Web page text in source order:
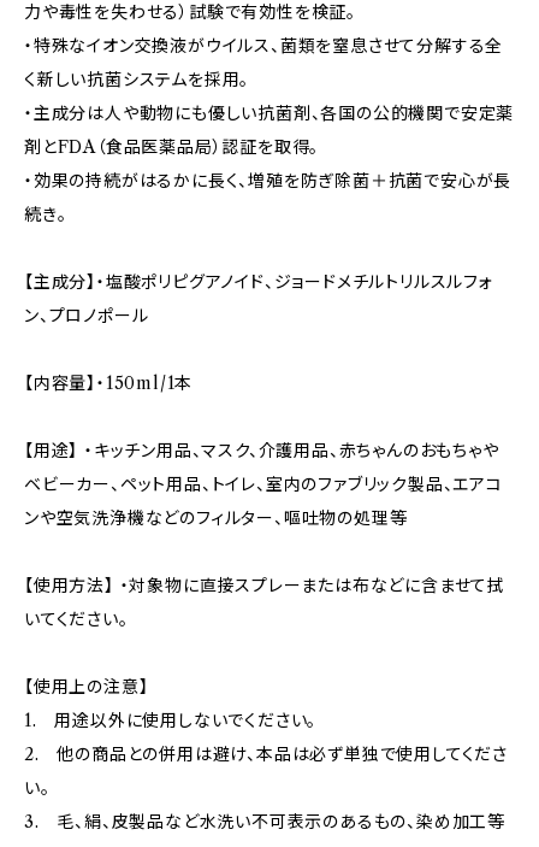
力や毒性を失わせる）試験で有効性を検証。
・特殊なイオン交換液がウイルス、菌類を窒息させて分解する全
く新しい抗菌システムを採用。
・主成分は人や動物にも優しい抗菌剤、各国の公的機関で安定薬
剤とFDA（食品医薬品局）認証を取得。
・効果の持続がはるかに長く、増殖を防ぎ除菌＋抗菌で安心が長
続き。
【主成分】・塩酸ポリピグアノイド、ジョードメチルトリルスルフォ
ン、プロノポール
【内容量】・150ml/1本
【用途】 ・キッチン用品、マスク、介護用品、赤ちゃんのおもちゃや
ベビーカー、ペット用品、トイレ、室内のファブリック製品、エアコ
ンや空気洗浄機などのフィルター、嘔吐物の処理等
【使用方法】 ・対象物に直接スプレーまたは布などに含ませて拭
いてください。
【使用上の注意】
1. 用途以外に使用しないでください。
2. 他の商品との併用は避け、本品は必ず単独で使用してくださ
い。
3. 毛、絹、皮製品など水洗い不可表示のあるもの、染め加工等